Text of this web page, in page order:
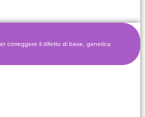
correggere il difetto di base, genetica